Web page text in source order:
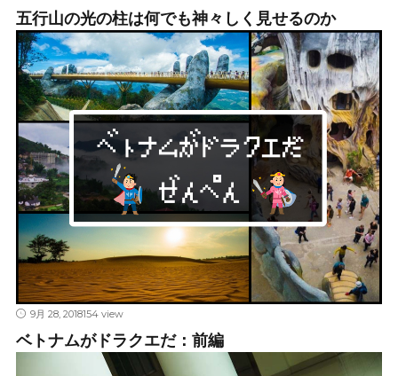
五行山の光の柱は何でも神々しく見せるのか
9月 28, 2018154 view
ベトナムがドラクエだ：前編